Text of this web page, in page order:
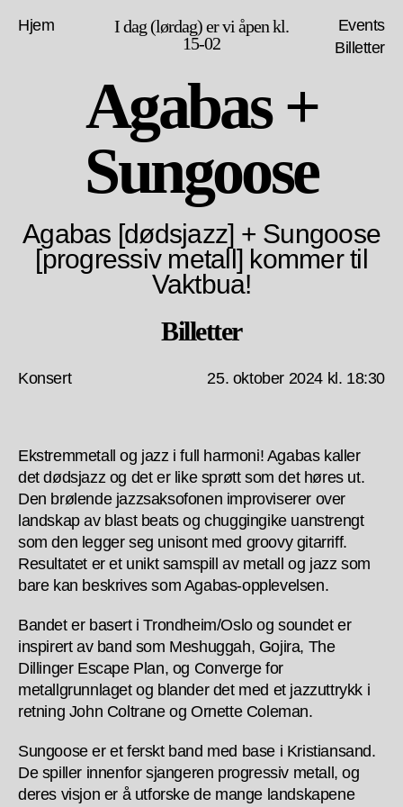
Hjem
I dag (lørdag) er vi åpen kl.
15-02
Events
Billetter
Agabas +
Sungoose
Agabas [dødsjazz] + Sungoose
[progressiv metall] kommer til
Vaktbua!
Billetter
Konsert 25. oktober 2024 kl. 18:30
Ekstremmetall og jazz i full harmoni! Agabas kaller
det dødsjazz og det er like sprøtt som det høres ut.
Den brølende jazzsaksofonen improviserer over
landskap av blast beats og chuggingike uanstrengt
som den legger seg unisont med groovy gitarriff.
Resultatet er et unikt samspill av metall og jazz som
bare kan beskrives som Agabas-opplevelsen.
Bandet er basert i Trondheim/Oslo og soundet er
inspirert av band som Meshuggah, Gojira, The
Dillinger Escape Plan, og Converge for
metallgrunnlaget og blander det med et jazzuttrykk i
retning John Coltrane og Ornette Coleman.
Sungoose er et ferskt band med base i Kristiansand.
De spiller innenfor sjangeren progressiv metall, og
deres visjon er å utforske de mange landskapene